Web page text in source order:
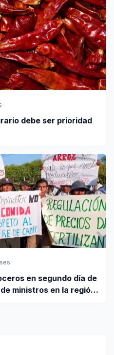
debe ser prioridad
en segundo día de
ministros en la región